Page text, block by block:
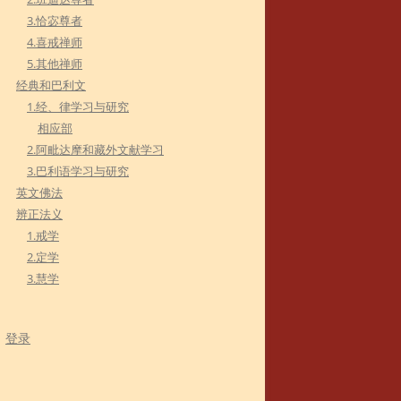
3.恰宓尊者
4.喜戒禅师
5.其他禅师
经典和巴利文
1.经、律学习与研究
相应部
2.阿毗达摩和藏外文献学习
3.巴利语学习与研究
英文佛法
辨正法义
1.戒学
2.定学
3.慧学
登录